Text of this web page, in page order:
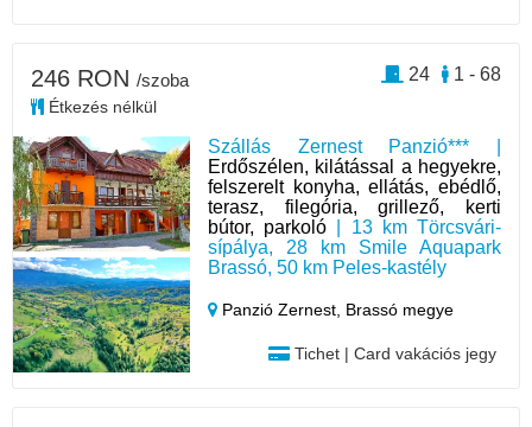
Szállás Zernest Panzió*** |
Erdőszélen, kilátással a hegyekre,
felszerelt konyha, ellátás, ebédlő,
terasz, filegória, grillező, kerti
bútor, parkoló | 13 km Törcsvári-
sípálya, 28 km Smile Aquapark
Brassó, 50 km Peles-kastély
Panzió Zernest, Brassó megye
Tichet | Card vakációs jegy
246 RON /szoba
Étkezés nélkül
1 - 68
24